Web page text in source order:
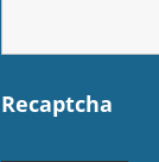
Recaptcha